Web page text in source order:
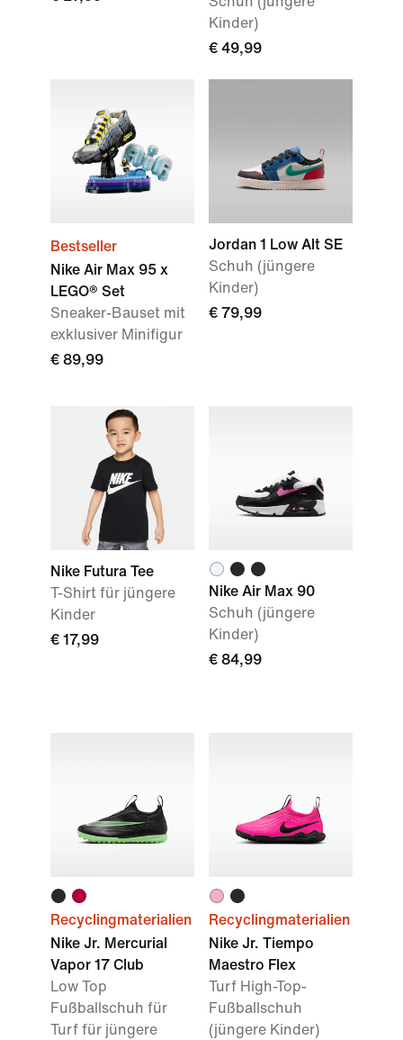
Kinder)
€ 49,99
Bestseller
Nike Air Max 95 x
LEGO® Set
Sneaker-Bauset mit
exklusiver Minifigur
€ 89,99
Jordan 1 Low Alt SE
Schuh (jüngere
Kinder)
€ 79,99
Nike Futura Tee
T-Shirt für jüngere
Kinder
€ 17,99
Nike Air Max 90
Schuh (jüngere
Kinder)
€ 84,99
Recyclingmaterialien
Nike Jr. Mercurial
Vapor 17 Club
Low Top
Fußballschuh für
Turf für jüngere
Recyclingmaterialien
Nike Jr. Tiempo
Maestro Flex
Turf High-Top-
Fußballschuh
(jüngere Kinder)